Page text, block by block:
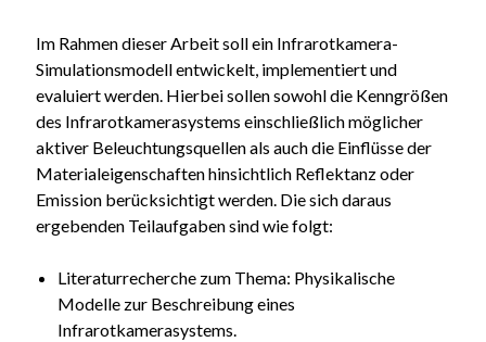
Im Rahmen dieser Arbeit soll ein Infrarotkamera-
Simulationsmodell entwickelt, implementiert und
evaluiert werden. Hierbei sollen sowohl die Kenngrößen
des Infrarotkamerasystems einschließlich möglicher
aktiver Beleuchtungsquellen als auch die Einflüsse der
Materialeigenschaften hinsichtlich Reflektanz oder
Emission berücksichtigt werden. Die sich daraus
ergebenden Teilaufgaben sind wie folgt:
Literaturrecherche zum Thema: Physikalische
Modelle zur Beschreibung eines
Infrarotkamerasystems.